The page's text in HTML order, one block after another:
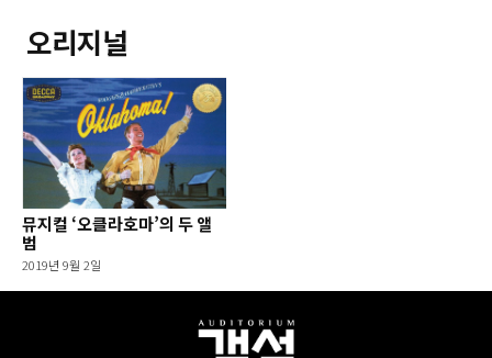
오리지널
뮤지컬 ‘오클라호마’의 두 앨
범
2019년 9월 2일